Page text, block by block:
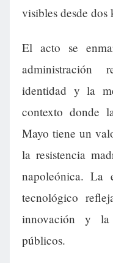
visibles desde
El acto se
administración
identidad y la
contexto donde
Mayo tiene un
la resistencia
napoleónica. La
tecnológico
innovación y la
públicos.